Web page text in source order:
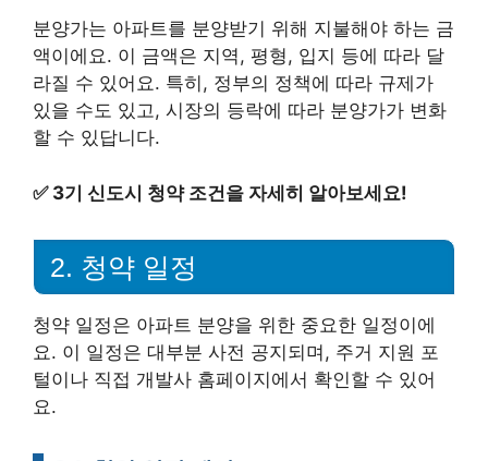
분양가는 아파트를 분양받기 위해 지불해야 하는 금
액이에요. 이 금액은 지역, 평형, 입지 등에 따라 달
라질 수 있어요. 특히, 정부의 정책에 따라 규제가
있을 수도 있고, 시장의 등락에 따라 분양가가 변화
할 수 있답니다.
✅ 3기 신도시 청약 조건을 자세히 알아보세요!
2. 청약 일정
청약 일정은 아파트 분양을 위한 중요한 일정이에
요. 이 일정은 대부분 사전 공지되며, 주거 지원 포
털이나 직접 개발사 홈페이지에서 확인할 수 있어
요.